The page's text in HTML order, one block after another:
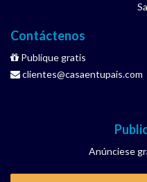
Contáctenos
Publique gratis
clientes@casaentupais.com
Anúnciese